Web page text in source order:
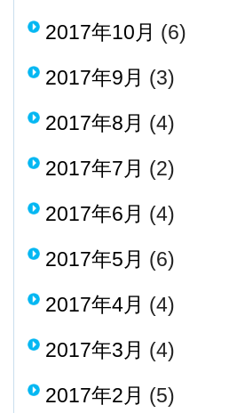
2017年10月 (6)
2017年9月 (3)
2017年8月 (4)
2017年7月 (2)
2017年6月 (4)
2017年5月 (6)
2017年4月 (4)
2017年3月 (4)
2017年2月 (5)